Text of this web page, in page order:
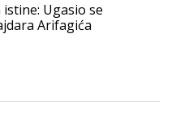
Ugasio se
Arifagića